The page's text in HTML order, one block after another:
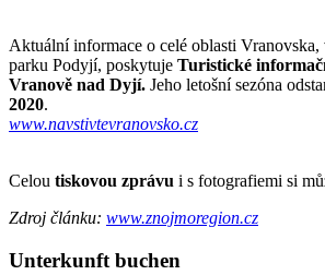
Aktuální informace o celé oblasti Vranovska,
parku Podyjí, poskytuje Turistické
Vranově nad Dyjí. Jeho letošní sezóna
2020.
www.navstivtevranovsko.cz
Celou tiskovou zprávu i s fotografiemi si
Zdroj článku: www.znojmoregion.cz
Unterkunft buchen